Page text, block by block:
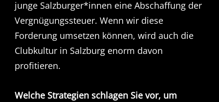
junge Salzburger*innen eine Abschaffung der
Vergnügungssteuer. Wenn wir diese
Forderung umsetzen können, wird auch die
Clubkultur in Salzburg enorm davon
profitieren.
Welche Strategien schlagen Sie vor, um